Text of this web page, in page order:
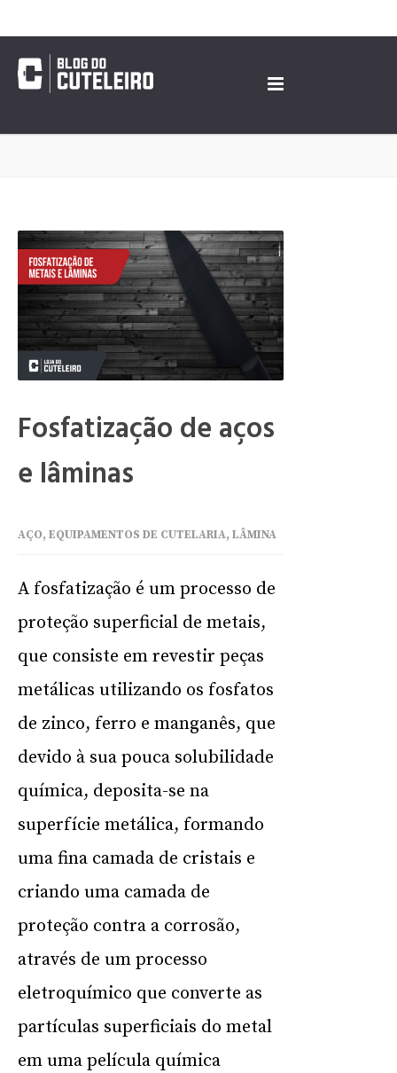
Fosfatização de aços
e lâminas
AÇO, EQUIPAMENTOS DE CUTELARIA, LÂMINA
A fosfatização é um processo de
proteção superficial de metais,
que consiste em revestir peças
metálicas utilizando os fosfatos
de zinco, ferro e manganês, que
devido à sua pouca solubilidade
química, deposita-se na
superfície metálica, formando
uma fina camada de cristais e
criando uma camada de
proteção contra a corrosão,
através de um processo
eletroquímico que converte as
partículas superficiais do metal
em uma película química